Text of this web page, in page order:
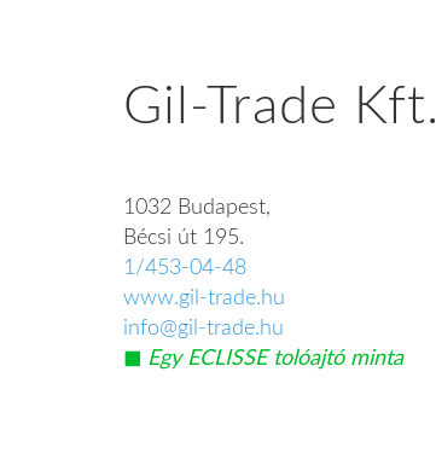
Gil-Trade Kft.
1032 Budapest,
Bécsi út 195.
1/453-04-48
www.gil-trade.hu
info@gil-trade.hu
◼︎ Egy ECLISSE tolóajtó minta